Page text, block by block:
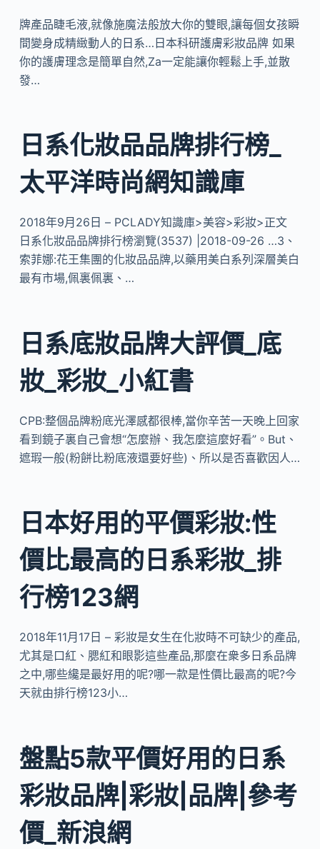
牌產品睫毛液,就像施魔法般放大你的雙眼,讓每個女孩瞬
間變身成精緻動人的日系…日本科研護膚彩妝品牌 如果
你的護膚理念是簡單自然,Za一定能讓你輕鬆上手,並散
發…
日系化妝品品牌排行榜_
太平洋時尚網知識庫
2018年9月26日 – PCLADY知識庫>美容>彩妝>正文
日系化妝品品牌排行榜瀏覽(3537) |2018-09-26 …3、
索菲娜:花王集團的化妝品品牌,以藥用美白系列深層美白
最有市場,佩裏佩裏、…
日系底妝品牌大評價_底
妝_彩妝_小紅書
CPB:整個品牌粉底光澤感都很棒,當你辛苦一天晚上回家
看到鏡子裏自己會想“怎麼辦、我怎麼這麼好看”。But、
遮瑕一般(粉餅比粉底液還要好些)、所以是否喜歡因人…
日本好用的平價彩妝:性
價比最高的日系彩妝_排
行榜123網
2018年11月17日 – 彩妝是女生在化妝時不可缺少的產品,
尤其是口紅、腮紅和眼影這些產品,那麼在衆多日系品牌
之中,哪些纔是最好用的呢?哪一款是性價比最高的呢?今
天就由排行榜123小…
盤點5款平價好用的日系
彩妝品牌|彩妝|品牌|參考
價_新浪網